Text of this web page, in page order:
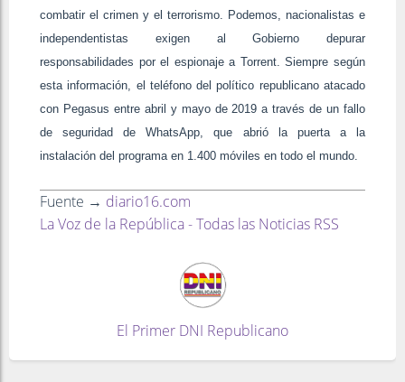
combatir el crimen y el terrorismo. Podemos, nacionalistas e
independentistas exigen al Gobierno depurar
responsabilidades por el espionaje a Torrent. Siempre según
esta información, el teléfono del político republicano atacado
con Pegasus entre abril y mayo de 2019 a través de un fallo
de seguridad de WhatsApp, que abrió la puerta a la
instalación del programa en 1.400 móviles en todo el mundo.
Fuente → diario16.com
La Voz de la República - Todas las Noticias RSS
El Primer DNI Republicano